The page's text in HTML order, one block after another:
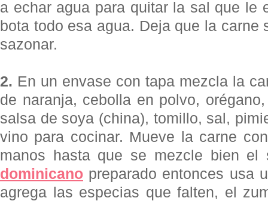
a echar agua para quitar la sal que le
bota todo esa agua. Deja que la carne
sazonar.
2. En un envase con tapa mezcla la
de naranja, cebolla en polvo,
salsa de soya (china), tomillo, sal,
vino para cocinar. Mueve la carne
manos hasta que se mezcle bien
dominicano preparado entonces usa
agrega las especias que falten, el